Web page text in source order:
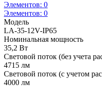
Элементов: 0
Элементов: 0
Модель
LA-35-12V-IP65
Номинальная мощность
35,2 Вт
Световой поток (без учета
4715 лм
Световой поток (с учетом
4000 лм